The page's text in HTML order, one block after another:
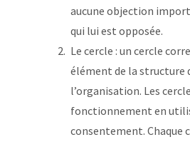
aucune objection
qui lui est opposée.
Le cercle : un cercle
élément de la structure
l’organisation. Les
fonctionnement en
consentement. Chaque